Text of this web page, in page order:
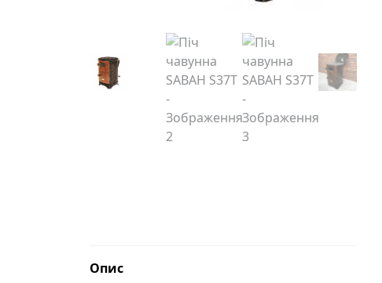
Опис